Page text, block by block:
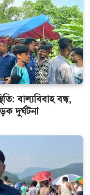
বাল্যবিবাহ বন্ধ,
দুর্ঘটনা